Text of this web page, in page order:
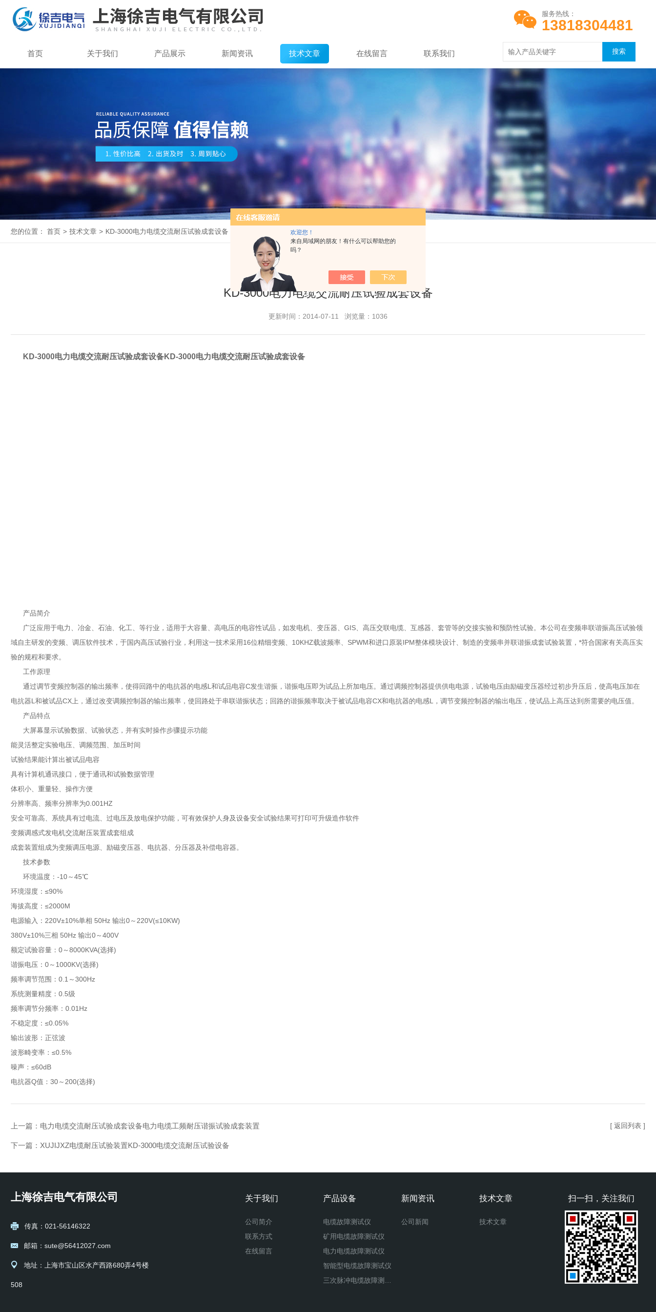
欢迎您！
来自局域网的朋友！有什么可以帮助您的
吗？
服务热线：
13818304481
首页 关于我们 产品展示 新闻资讯 技术文章 在线留言 联系我们
您的位置： 首页 > 技术文章 > KD-3000电力电缆交流耐压试验成套设备
KD-3000电力电缆交流耐压试验成套设备
更新时间：2014-07-11 浏览量：1036
KD-3000电力电缆交流耐压试验成套设备KD-3000电力电缆交流耐压试验成套设备
产品简介
广泛应用于电力、冶金、石油、化工、等行业，适用于大容量、高电压的电容性试品，如发电机、变压器、GIS、高压交联电缆、互感器、套管等的交接实验和预防性试验。本公司在变频串联谐振高压试验领
域自主研发的变频、调压软件技术，于国内高压试验行业，利用这一技术采用16位精细变频、10KHZ载波频率、SPWM和进口原装IPM整体模块设计、制造的变频串并联谐振成套试验装置，*符合国家有关高压实
验的规程和要求。
工作原理
通过调节变频控制器的输出频率，使得回路中的电抗器的电感L和试品电容C发生谐振，谐振电压即为试品上所加电压。通过调频控制器提供供电电源，试验电压由励磁变压器经过初步升压后，使高电压加在
电抗器L和被试品CX上，通过改变调频控制器的输出频率，使回路处于串联谐振状态；回路的谐振频率取决于被试品电容CX和电抗器的电感L，调节变频控制器的输出电压，使试品上高压达到所需要的电压值。
产品特点
大屏幕显示试验数据、试验状态，并有实时操作步骤提示功能
能灵活整定实验电压、调频范围、加压时间
试验结果能计算出被试品电容
具有计算机通讯接口，便于通讯和试验数据管理
体积小、重量轻、操作方便
分辨率高、频率分辨率为0.001HZ
安全可靠高、系统具有过电流、过电压及放电保护功能，可有效保护人身及设备安全试验结果可打印可升级造作软件
变频调感式发电机交流耐压装置成套组成
成套装置组成为变频调压电源、励磁变压器、电抗器、分压器及补偿电容器。
技术参数
环境温度：-10～45℃
环境湿度：≤90%
海拔高度：≤2000M
电源输入：220V±10%单相 50Hz 输出0～220V(≤10KW)
380V±10%三相 50Hz 输出0～400V
额定试验容量：0～8000KVA(选择)
谐振电压：0～1000KV(选择)
频率调节范围：0.1～300Hz
系统测量精度：0.5级
频率调节分频率：0.01Hz
不稳定度：≤0.05%
输出波形：正弦波
波形畸变率：≤0.5%
噪声：≤60dB
电抗器Q值：30～200(选择)
上一篇： 电力电缆交流耐压试验成套设备电力电缆工频耐压谐振试验成套装置
下一篇： XUJIJXZ电缆耐压试验装置KD-3000电缆交流耐压试验设备
[ 返回列表 ]
上海徐吉电气有限公司
传真：021-56146322
邮箱：sute@56412027.com
地址：上海市宝山区水产西路680弄4号楼
508
扫一扫，关注我们
关于我们
公司简介
联系方式
在线留言
产品设备
电缆故障测试仪
矿用电缆故障测试仪
电力电缆故障测试仪
智能型电缆故障测试仪
新闻资讯
公司新闻
技术文章
技术文章